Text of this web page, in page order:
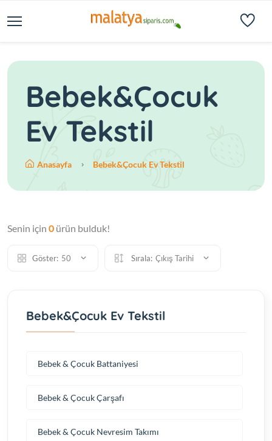
Bebek&Çocuk
Ev Tekstil
Anasayfa Bebek&Çocuk Ev Tekstil
Senin için 0 ürün bulduk!
Göster: 50 Sırala: Çıkış Tarihi
Bebek&Çocuk Ev Tekstil
Bebek & Çocuk Battaniyesi
Bebek & Çocuk Çarşafı
Bebek & Çocuk Nevresim Takımı